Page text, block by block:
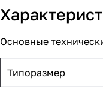
Основные
Типоразмер